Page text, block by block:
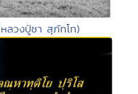
ลวงปู่ชา สุภัทโท)